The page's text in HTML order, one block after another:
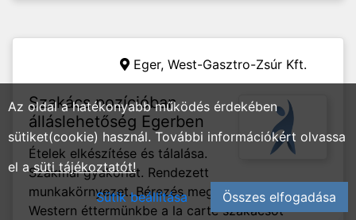
Eger, West-Gasztro-Zsúr Kft.
Szakács pozícióban
álláslehetőség Egerben
Ételek elkészítése és tálalása.
Szakmai gyakorlat. Rendezett
munkakörnyezet. Bérezés megegyezés szerint.
Western éttermünkbe a la carte szakácsot
Az oldal a hatékonyabb működés érdekében
sütiket(cookie) használ. További információkért olvassa
el asüti tájékoztatót!
Sütik beállítása
Összes elfogadása